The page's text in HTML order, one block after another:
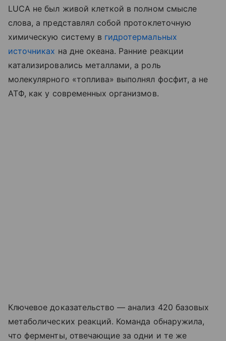
LUCA не был живой клеткой в полном смысле
слова, а представлял собой протоклеточную
химическую систему в гидротермальных
источниках на дне океана. Ранние реакции
катализировались металлами, а роль
молекулярного «топлива» выполнял фосфит, а не
АТФ, как у современных организмов.
Ключевое доказательство — анализ 420 базовых
метаболических реакций. Команда обнаружила,
что ферменты, отвечающие за одни и те же